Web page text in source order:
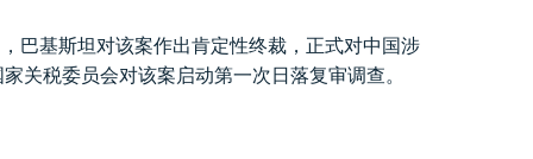
巴基斯坦对该案作出肯定性终裁，正式对中国涉
关税委员会对该案启动第一次日落复审调查。